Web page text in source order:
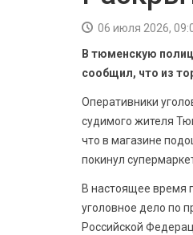
06 июля 2026,
В тюменскую
сообщил, что из
Оперативники
судимого жителя
что в магазине
покинул
В настоящее время
уголовное дело по
Российской